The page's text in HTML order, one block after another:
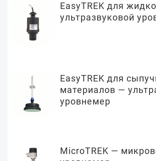
EasyTREK для
ультразвуковой
EasyTREK для
материалов —
уровнемер
MicroTREK —